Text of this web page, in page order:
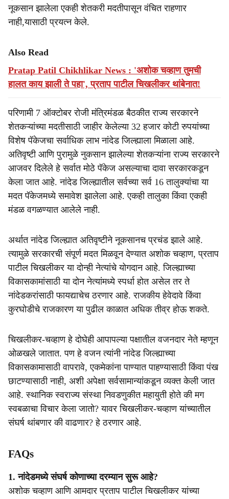
नूकसान झालेला एकही शेतकरी मदतीपासून वंचित राहणार
नाही,यासाठी प्रयत्न केले.
Also Read
Pratap Patil Chikhlikar News : 'अशोक चव्हाण तुमची
हालत काय झाली ते पहा', प्रताप पाटील चिखलीकर थांबेनात!
परिणामी 7 ऑक्टोबर रोजी मंत्रिमंडळ बैठकीत राज्य सरकारने
शेतकऱ्यांच्या मदतीसाठी जाहीर केलेल्या 32 हजार कोटी रुपयांच्या
विशेष पॅकेजचा सर्वाधिक लाभ नांदेड जिल्ह्याला मिळाला आहे.
अतिवृष्टी आणि पुरामुळे नुकसान झालेल्या शेतकऱ्यांना राज्य सरकारने
आजवर दिलेले हे सर्वात मोठे पॅकेज असल्याचा दावा सरकारकडून
केला जात आहे. नांदेड जिल्ह्यातील सर्वच्या सर्व 16 तालुक्यांचा या
मदत पॅकेजमध्ये समावेश झालेला आहे. एकही तालुका किंवा एकही
मंडळ वगळण्यात आलेले नाही.
अर्थात नांदेड जिल्ह्यात अतिवृष्टीने नूकसानच प्रचंड झाले आहे.
त्यामुळे सरकारची संपूर्ण मदत मिळवून देण्यात अशोक चव्हाण, प्रताप
पाटील चिखलीकर या दोन्ही नेत्यांचे योगदान आहे. जिल्ह्याच्या
विकासकामांसाठी या दोन नेत्यांमध्ये स्पर्धा होत असेल तर ते
नांदेडकरांसाठी फायद्याचेच ठरणार आहे. राजकीय हेवेदावे किंवा
कुरघोडीचे राजकारण या पुढील काळात अधिक तीव्र होऊ शकते.
चिखलीकर-चव्हाण हे दोघेही आपापल्या पक्षातील वजनदार नेते म्हणून
ओळखले जातात. पण हे वजन त्यांनी नांदेड जिल्ह्याच्या
विकासकामासाठी वापरावे, एकमेकांना पाण्यात पाहण्यासाठी किंवा पंख
छाटण्यासाठी नाही, अशी अपेक्षा सर्वसामान्यांकडून व्यक्त केली जात
आहे. स्थानिक स्वराज्य संस्था निवडणुकीत महायुती होते की मग
स्वबळाचा विचार केला जातो? यावर चिखलीकर-चव्हाण यांच्यातील
संघर्ष थांबणार की वाढणार? हे ठरणार आहे.
FAQs
1. नांदेडमध्ये संघर्ष कोणाच्या दरम्यान सुरू आहे?
अशोक चव्हाण आणि आमदार प्रताप पाटील चिखलीकर यांच्या